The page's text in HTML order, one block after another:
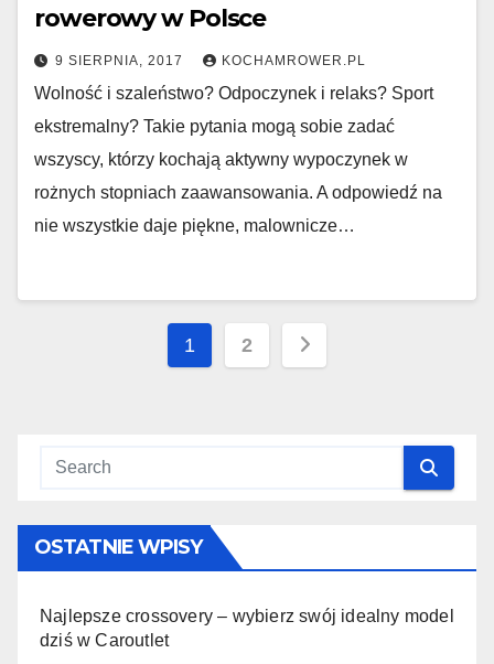
rowerowy w Polsce
9 SIERPNIA, 2017 KOCHAMROWER.PL
Wolność i szaleństwo? Odpoczynek i relaks? Sport
ekstremalny? Takie pytania mogą sobie zadać
wszyscy, którzy kochają aktywny wypoczynek w
rożnych stopniach zaawansowania. A odpowiedź na
nie wszystkie daje piękne, malownicze…
Nawigacja
1 2
OSTATNIE WPISY
Najlepsze crossovery – wybierz swój idealny model
dziś w Caroutlet